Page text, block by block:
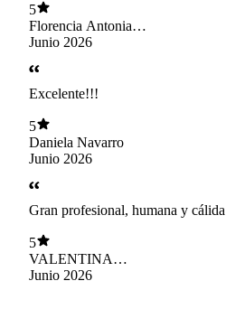
5
Florencia Antonia
Salazar mondaca
Junio 2026
Excelente!!!
5
Daniela Navarro
Junio 2026
Gran profesional, humana y cálida
5
VALENTINA
ALEXANDRA
Junio 2026